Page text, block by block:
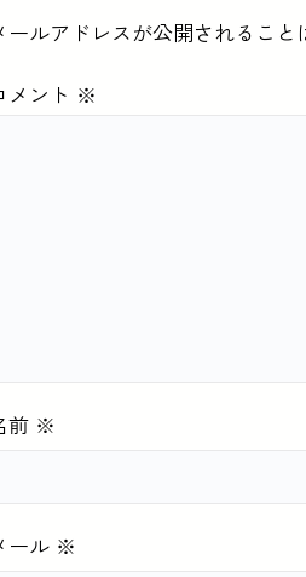
ールアドレスが公開されること
メント ※
前 ※
ール ※